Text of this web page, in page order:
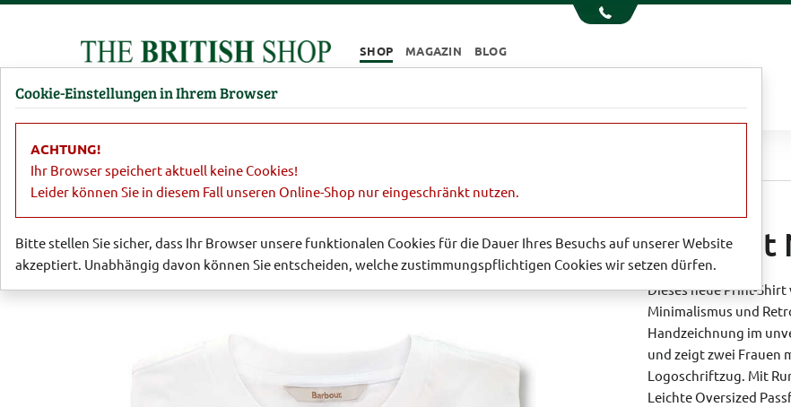
SHOP MAGAZIN BLOG
Damen Herren Barbour Parfümerie
Shirt mit
Dieses neue Print-
Minimalismus und
Handzeichnung im
und zeigt zwei Frauen
Logoschriftzug. Mit
Leichte Oversized
Cookie-Einstellungen in Ihrem Browser
ACHTUNG!
Ihr Browser speichert aktuell keine Cookies!
Leider können Sie in diesem Fall unseren Online-Shop nur eingeschränkt nutzen.
Bitte stellen Sie sicher, dass Ihr Browser unsere funktionalen Cookies für die Dauer Ihres Besuchs auf unserer Website
akzeptiert. Unabhängig davon können Sie entscheiden, welche zustimmungspflichtigen Cookies wir setzen dürfen.